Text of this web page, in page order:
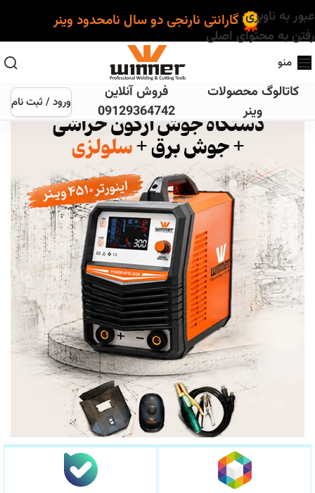
عبور به ناوبری
رفتن به محتوای اصلی
گارانتی نارنجی دو سال نامحدود وینر
منو
کاتالوگ محصولات
وینر
فروش آنلاین
09129364742
ورود / ثبت نام